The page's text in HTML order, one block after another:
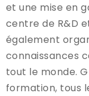
et une mise en
centre de R&D
également
connaissances
tout le monde.
formation, tous